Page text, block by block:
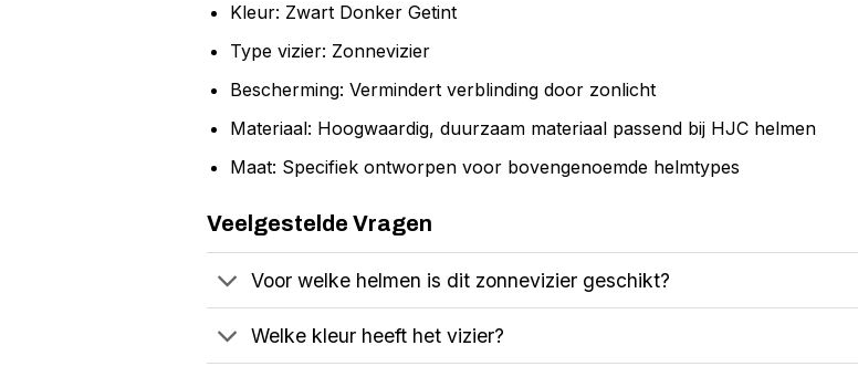
Kleur: Zwart Donker Getint
Type vizier: Zonnevizier
Bescherming: Vermindert verblinding door zonlicht
Materiaal: Hoogwaardig, duurzaam materiaal passend bij HJC helmen
Maat: Specifiek ontworpen voor bovengenoemde helmtypes
Veelgestelde Vragen
Voor welke helmen is dit zonnevizier geschikt?
Welke kleur heeft het vizier?